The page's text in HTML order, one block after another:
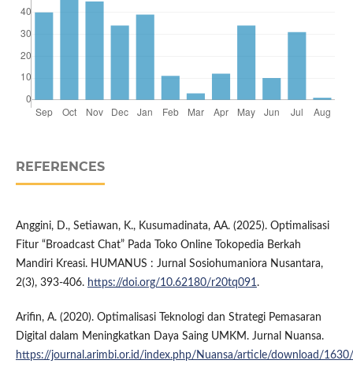
REFERENCES
Anggini, D., Setiawan, K., Kusumadinata, AA. (2025). Optimalisasi
Fitur “Broadcast Chat” Pada Toko Online Tokopedia Berkah
Mandiri Kreasi. HUMANUS : Jurnal Sosiohumaniora Nusantara,
2(3), 393-406. https://doi.org/10.62180/r20tq091.
Arifin, A. (2020). Optimalisasi Teknologi dan Strategi Pemasaran
Digital dalam Meningkatkan Daya Saing UMKM. Jurnal Nuansa.
https://journal.arimbi.or.id/index.php/Nuansa/article/download/